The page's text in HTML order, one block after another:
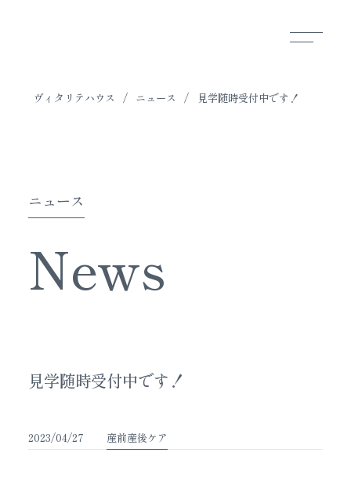
ヴィタリテハウス / ニュース / 見学随時受付中です！
ニュース
News
見学随時受付中です！
2023/04/27 産前産後ケア